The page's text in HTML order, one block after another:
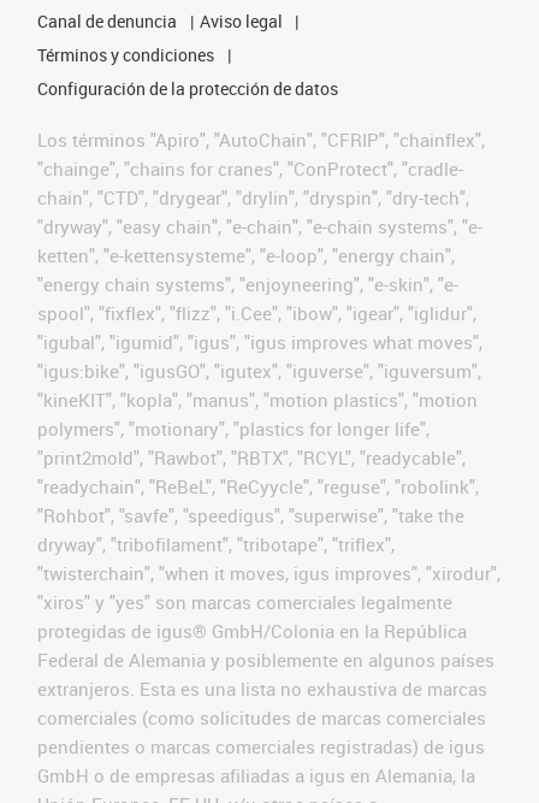
Canal de denuncia
Aviso legal
Términos y condiciones
Configuración de la protección de datos
Los términos "Apiro", "AutoChain", "CFRIP", "chainflex",
"chainge", "chains for cranes", "ConProtect", "cradle-
chain", "CTD", "drygear", "drylin", "dryspin", "dry-tech",
"dryway", "easy chain", "e-chain", "e-chain systems", "e-
ketten", "e-kettensysteme", "e-loop", "energy chain",
"energy chain systems", "enjoyneering", "e-skin", "e-
spool", "fixflex", "flizz", "i.Cee", "ibow", "igear", "iglidur",
"igubal", "igumid", "igus", "igus improves what moves",
"igus:bike", "igusGO", "igutex", "iguverse", "iguversum",
"kineKIT", "kopla", "manus", "motion plastics", "motion
polymers", "motionary", "plastics for longer life",
"print2mold", "Rawbot", "RBTX", "RCYL", "readycable",
"readychain", "ReBeL", "ReCyycle", "reguse", "robolink",
"Rohbot", "savfe", "speedigus", "superwise", "take the
dryway", "tribofilament", "tribotape", "triflex",
"twisterchain", "when it moves, igus improves", "xirodur",
"xiros" y "yes" son marcas comerciales legalmente
protegidas de igus® GmbH/Colonia en la República
Federal de Alemania y posiblemente en algunos países
extranjeros. Esta es una lista no exhaustiva de marcas
comerciales (como solicitudes de marcas comerciales
pendientes o marcas comerciales registradas) de igus
GmbH o de empresas afiliadas a igus en Alemania, la